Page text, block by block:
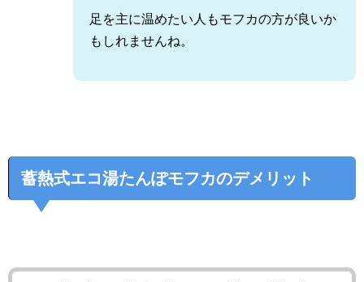
足を主に温めたい人もモフカの方が良いか
もしれませんね。
蓄熱式エコ湯たんぽモフカのデメリット